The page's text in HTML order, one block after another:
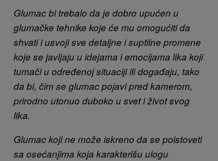
Glumac bi trebalo da je dobro upućen u
glumačke tehnike koje će mu omogućiti da
shvati i usvoji sve detaljne i suptilne promene
koje se javljaju u idejama i emocijama lika koji
tumači u određenoj situaciji ili događaju, tako
da bi, čim se glumac pojavi pred kamerom,
prirodno utonuo duboko u svet i život svog
lika.
Glumac koji ne može iskreno da se poistoveti
sa osećanjima koja karakterišu ulogu